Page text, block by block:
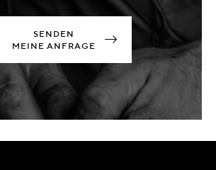
SENDEN
MEINE ANFRAGE